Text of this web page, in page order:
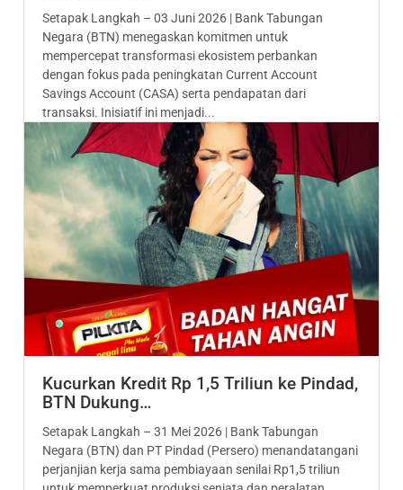
Setapak Langkah – 03 Juni 2026 | Bank Tabungan
Negara (BTN) menegaskan komitmen untuk
mempercepat transformasi ekosistem perbankan
dengan fokus pada peningkatan Current Account
Savings Account (CASA) serta pendapatan dari
transaksi. Inisiatif ini menjadi...
Kucurkan Kredit Rp 1,5 Triliun ke Pindad,
BTN Dukung…
Setapak Langkah – 31 Mei 2026 | Bank Tabungan
Negara (BTN) dan PT Pindad (Persero) menandatangani
perjanjian kerja sama pembiayaan senilai Rp1,5 triliun